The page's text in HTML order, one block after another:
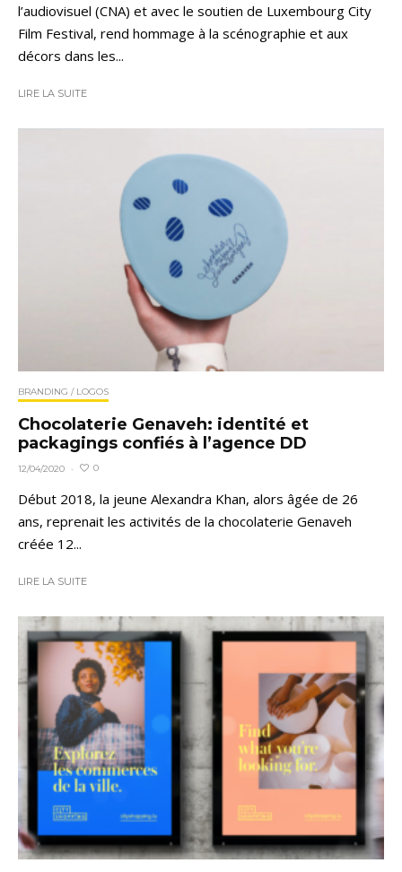
l’audiovisuel (CNA) et avec le soutien de Luxembourg City
Film Festival, rend hommage à la scénographie et aux
décors dans les...
LIRE LA SUITE
BRANDING / LOGOS
Chocolaterie Genaveh: identité et
packagings confiés à l’agence DD
12/04/2020 · 0
Début 2018, la jeune Alexandra Khan, alors âgée de 26
ans, reprenait les activités de la chocolaterie Genaveh
créée 12...
LIRE LA SUITE